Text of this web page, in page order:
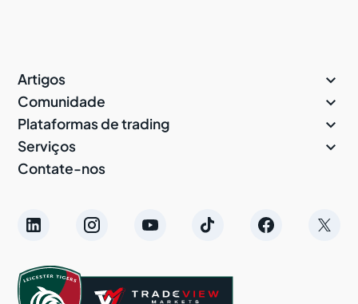
Artigos 
Comunidade 
Plataformas de trading 
Serviços 
Contate-nos